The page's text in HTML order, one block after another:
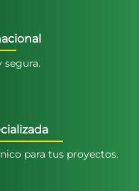
segura.
para tus proyectos.